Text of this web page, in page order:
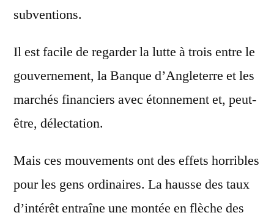
subventions.
Il est facile de regarder la lutte à trois entre le
gouvernement, la Banque d’Angleterre et les
marchés financiers avec étonnement et, peut-
être, délectation.
Mais ces mouvements ont des effets horribles
pour les gens ordinaires. La hausse des taux
d’intérêt entraîne une montée en flèche des